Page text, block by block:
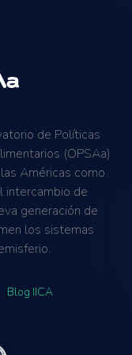
de Políticas
(OPSAa)
Américas como
intercambio de
generación de
los sistemas
Blog IICA